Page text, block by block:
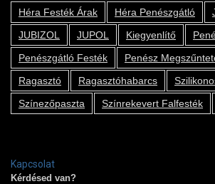
Héra Festék Árak
Héra Penészgátló
JUBIZOL
JUPOL Kiegyenlítő
Penészgátló Festék
Penész
Ragasztó
Ragasztóhabarcs
Színezőpaszta
Színrekevert Falfesték
Kapcsolat
Kérdésed van?